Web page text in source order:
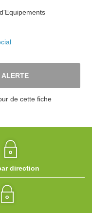
ALERTE
de cette fiche
direction